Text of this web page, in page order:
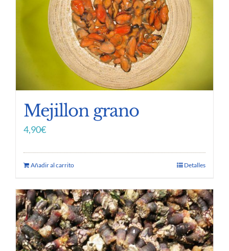
Mejillon grano
4,90€
Añadir al carrito Detalles